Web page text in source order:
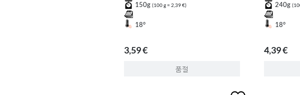
150g (100 g = 2,39 €)
18°
3,59 €
품절
240g
18°
4,39 €